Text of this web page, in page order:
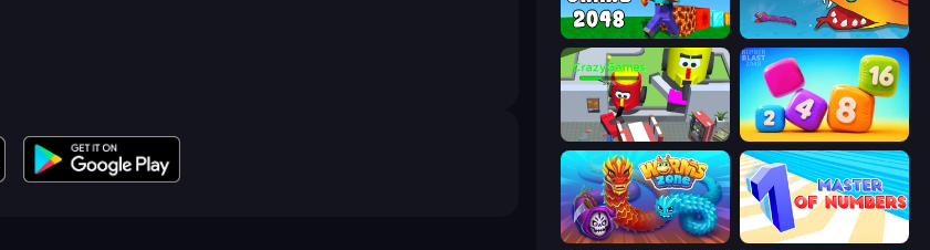
Noob Snake 2048 Snake Clash.io
CleanUp.IO Number Blast 2048
Worms.Zone Master of Numbers